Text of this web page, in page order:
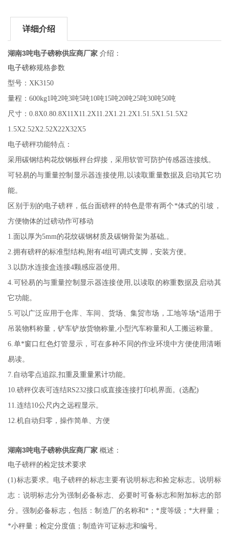
详细介绍
湖南3吨电子磅称供应商厂家介绍：
电子磅称规格参数
型号： XK3150
量程：600kg1吨2吨3吨5吨10吨15吨20吨25吨30吨50吨
尺寸：0.8X0.80.8X11X11.2X11.2X1.21.2X1.51.5X1.51.5X2
1.5X2.52X2.52X22X32X5
电子磅秤功能特点：
采用碳钢结构花纹钢板秤台焊接，采用软管可防护传感器连接线。
可轻易的与重量控制显示器连接使用 ,以读取重量数据及启动其它功
能。
区别于别的电子磅秤，低台面磅秤的特色是带有两个*体式的引坡，
方便物体的过磅动作可移动
1.面以厚为5mm的花纹碳钢材质及碳钢骨架为基础,。
2.拥有磅秤的标准型结构 ,附有4组可调式支脚，安装方便。
3.以防水连接盒连接4颗感应器使用。
4.可轻易的与重量控制显示器连接使用,以读取的称重数据及启动其
它功能。
5.可以广泛应用于仓库、车间、货场、集贸市场，工地等场*适用于
吊装物料称量，铲车铲放货物称量,小型汽车称量和人工搬运称量。
6.单*窗口红色灯管显示，可在多种不同的作业环境中方便使用清晰
易读。
7.自动零点追踪,扣重及重量累计功能。
10.磅秤仪表可连结RS232接口或直接连接打印机界面。(选配)
11.连结10公尺内之远程显示。
12.机自动归零，操作简单、方便
湖南3吨电子磅称供应商厂家 概述：
电子磅秤的检定技术要求
(1)标志要求。电子磅秤的标志主要有说明标志和捡定标志。说明标
志：说明标志分为强制必备标志、必要时可备标志和附加标志的部
分。强制必备标志，包括：制造厂的名称和*；*度等级；*大秤量；
*小秤量；检定分度值；制造许可证标志和编号。